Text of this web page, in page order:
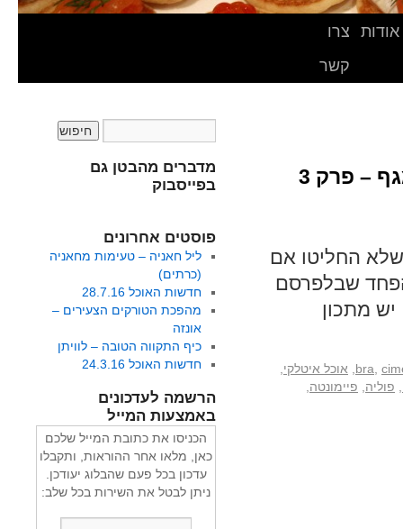
אודות
צרו
קשר
– פרק 3
שלא החליטו אם
הפחד שבלפרסם
מתכון
bra אוכל איטלקי
פוליה פיימונטה
מדברים מהבטן גם
בפייסבוק
פוסטים אחרונים
ליל חאניה – טעימות מחאניה
(כרתים)
חדשות האוכל 28.7.16
מהפכת הטורקים הצעירים –
אונזה
כיף התקווה הטובה – לוויתן
חדשות האוכל 24.3.16
הרשמה לעדכונים
באמצעות המייל
הכניסו את כתובת המייל שלכם
כאן, מלאו אחר ההוראות, ותקבלו
עדכון בכל פעם שהבלוג יעודכן.
ניתן לבטל את השירות בכל שלב: